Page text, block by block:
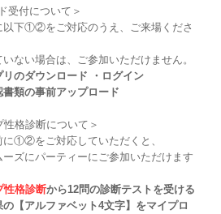
受付について＞
以下①②をご対応のうえ、ご来場くださ
ない場合は、ご参加いただけません。
のダウンロード ・ログイン
類の事前アップロード
性格診断について＞
に①②をご対応していただくと、
ズにパーティーにご参加いただけます
性格診断から12問の診断テストを受ける
【アルファベット4文字】をマイプロ